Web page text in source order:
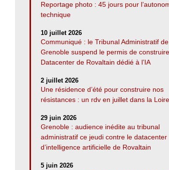
Reportage photo : 45 jours pour
technique
10 juillet 2026
Communiqué : le Tribunal Administratif de
Grenoble suspend le permis de
Datacenter de Rovaltain dédié à l’IA
2 juillet 2026
Une résidence d’été pour construire nos
résistances : un rdv en juillet dans la Loire
29 juin 2026
Grenoble : audience inédite au tribunal
administratif ce jeudi contre le datacenter
d’intelligence artificielle de Rovaltain
5 juin 2026